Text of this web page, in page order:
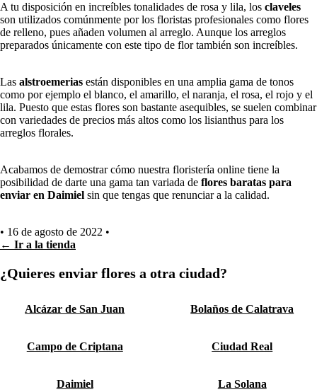
A tu disposición en increíbles tonalidades de rosa y lila, los claveles
son utilizados comúnmente por los floristas profesionales como flores
de relleno, pues añaden volumen al arreglo. Aunque los arreglos
preparados únicamente con este tipo de flor también son increíbles.
Las alstroemerias están disponibles en una amplia gama de tonos
como por ejemplo el blanco, el amarillo, el naranja, el rosa, el rojo y el
lila. Puesto que estas flores son bastante asequibles, se suelen combinar
con variedades de precios más altos como los lisianthus para los
arreglos florales.
Acabamos de demostrar cómo nuestra floristería online tiene la
posibilidad de darte una gama tan variada de flores baratas para
enviar en Daimiel sin que tengas que renunciar a la calidad.
• 16 de agosto de 2022 •
← Ir a la tienda
¿Quieres enviar flores a otra ciudad?
Alcázar de San Juan Bolaños de Calatrava
Campo de Criptana Ciudad Real
Daimiel La Solana